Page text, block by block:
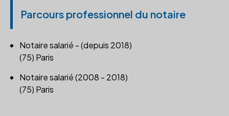
Parcours professionnel du notaire
Notaire salarié - (depuis 2018)
(75) Paris
Notaire salarié (2008 - 2018)
(75) Paris